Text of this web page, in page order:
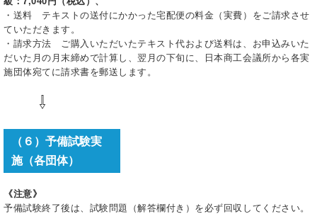
・送料 テキストの送付にかかった宅配便の料金（実費）をご請求させ
ていただきます。
・請求方法 ご購入いただいたテキスト代および送料は、お申込みいた
だいた月の月末締めで計算し、翌月の下旬に、日本商工会議所から各実
施団体宛てに請求書を郵送します。
⇩
（６）予備試験実
施（各団体）
《注意》
予備試験終了後は、試験問題（解答欄付き）を必ず回収してください。